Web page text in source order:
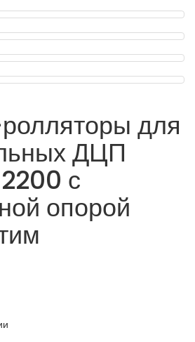
для
ДЦП
с
опорой